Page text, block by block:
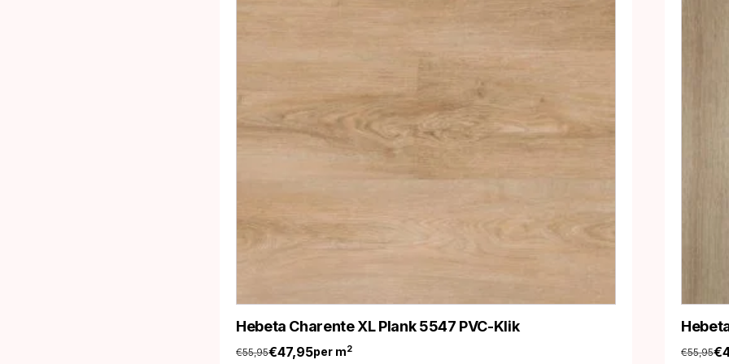
Hebeta Charente XL Plank 5547 PVC-Klik
€55,95
Oorspronkelijke
€47,95
Huidige
per m2 €55,95€
Huidige